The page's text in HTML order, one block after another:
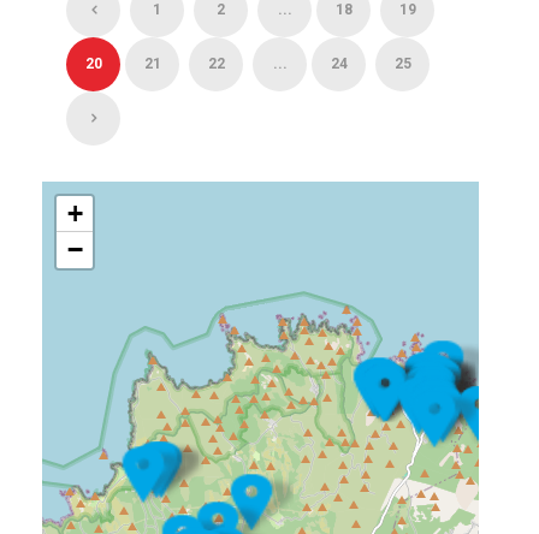
1 2 ... 18 19
20 21 22 ... 24 25
+
−